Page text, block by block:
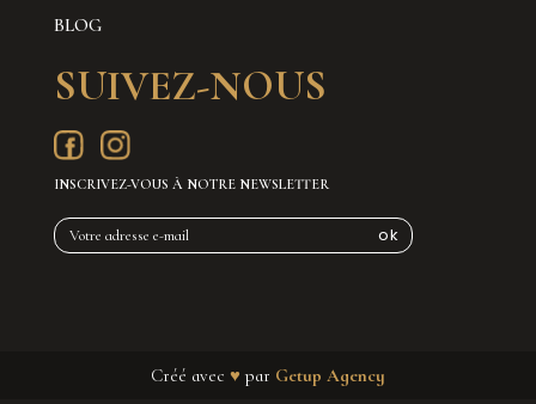
BLOG
SUIVEZ-NOUS
INSCRIVEZ-VOUS À NOTRE NEWSLETTER
Créé avec ♥ par Getup Agency